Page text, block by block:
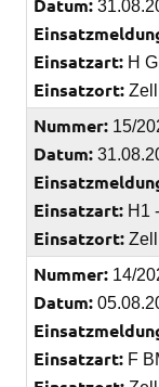
Datum:
Einsatzart: H
Einsatzort: Zell
Nummer: 15/
Datum:
Einsatzart: H1
Einsatzort:
Nummer: 14/
Datum:
Einsatzart: F